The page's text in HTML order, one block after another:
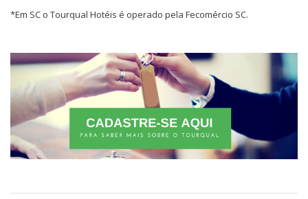
*Em SC o Tourqual Hotéis é operado pela Fecomércio SC.